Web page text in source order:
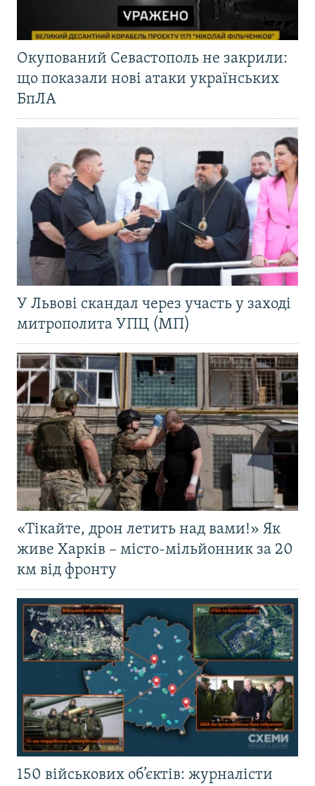
Окупований Севастополь не закрили:
що показали нові атаки українських
БпЛА
У Львові скандал через участь у заході
митрополита УПЦ (МП)
«Тікайте, дрон летить над вами!» Як
живе Харків – місто-мільйонник за 20
км від фронту
150 військових об’єктів: журналісти